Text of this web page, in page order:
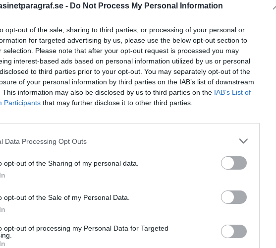
- Do Not Process My Personal Information
opt-out of the sale, sharing to third parties, or processing of your personal or
for targeted advertising by us, please use the below opt-out section to
selection. Please note that after your opt-out request is processed you may
interest-based ads based on personal information utilized by us or personal
to third parties prior to your opt-out. You may separately opt-out of the
of your personal information by third parties on the IAB’s list of downstream
This information may also be disclosed by us to third parties on the IAB’s List of
Participants that may further disclose it to other third parties.
Data Processing Opt Outs
opt-out of the Sharing of my personal data.
opt-out of the Sale of my Personal Data.
opt-out of processing my Personal Data for Targeted
STÖD OSS
Stöd Para§rafs bevakning av rättssäkerheten
PRENUMERERA PÅ PARA§RAFS NYHETSBREV
Andreas
Brottslighet Börje
Börje R P Carlsson
Demokrati Dick Sundevall